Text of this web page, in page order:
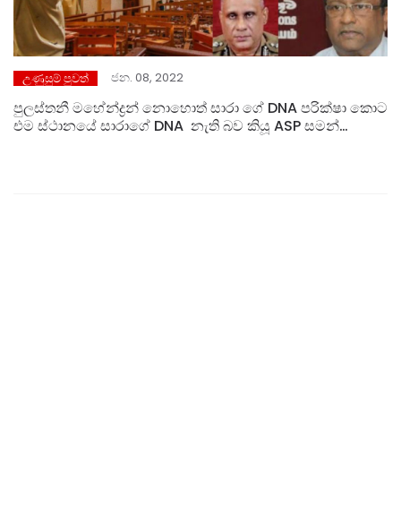
උණුසුම් පුවත් ජන. 08, 2022
පුලස්තනී මහේන්ද්‍රන් නොහොත් සාරා ගේ DNA පරික්ෂා කොට
එම ස්ථානයේ සාරාගේ DNA නැති බව කියූ ASP සමන්